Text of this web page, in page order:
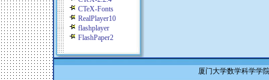
CTeX-Fonts
RealPlayer10
flashplayer
FlashPaper2
厦门大学数学科学学